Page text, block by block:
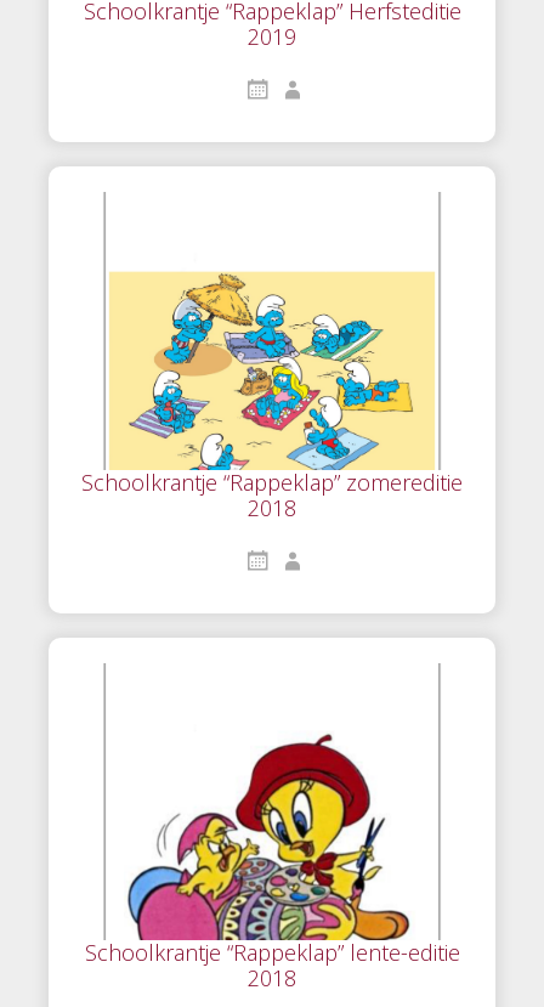
Schoolkrantje “Rappeklap” Herfsteditie
2019
Schoolkrantje “Rappeklap” zomereditie
2018
Schoolkrantje “Rappeklap” lente-editie
2018